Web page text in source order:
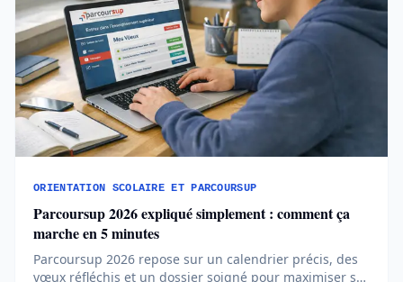
ORIENTATION SCOLAIRE ET PARCOURSUP
Parcoursup 2026 expliqué simplement : comment ça
marche en 5 minutes
Parcoursup 2026 repose sur un calendrier précis, des
vœux réfléchis et un dossier soigné pour maximiser ses